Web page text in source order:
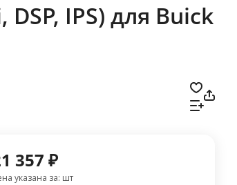
IPS) для Buick
357 ₽
указана за: шт